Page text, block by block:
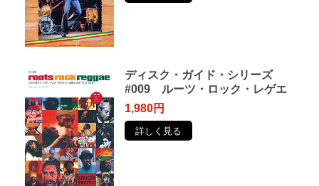
ディスク・ガイド・シリーズ
#009 ルーツ・ロック・レゲエ
1,980円
詳しく見る